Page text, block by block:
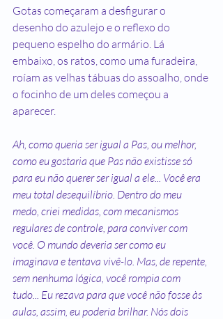
Gotas começaram a desfigurar o
desenho do azulejo e o reflexo do
pequeno espelho do armário. Lá
embaixo, os ratos, como uma furadeira,
roíam as velhas tábuas do assoalho, onde
o focinho de um deles começou a
aparecer.
Ah, como queria ser igual a Pas, ou melhor,
como eu gostaria que Pas não existisse só
para eu não querer ser igual a ele... Você era
meu total desequilíbrio. Dentro do meu
medo, criei medidas, com mecanismos
regulares de controle, para conviver com
você. O mundo deveria ser como eu
imaginava e tentava vivê-lo. Mas, de repente,
sem nenhuma lógica, você rompia com
tudo... Eu rezava para que você não fosse às
aulas, assim, eu poderia brilhar. Nós dois